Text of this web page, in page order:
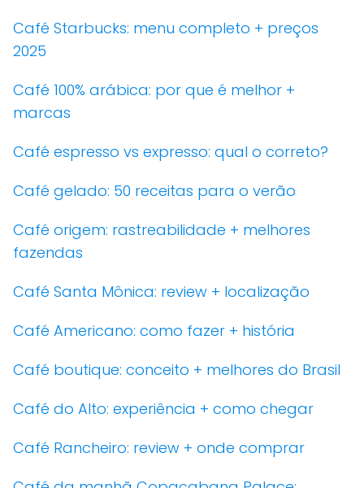
Café Starbucks: menu completo + preços
2025
Café 100% arábica: por que é melhor +
marcas
Café espresso vs expresso: qual o correto?
Café gelado: 50 receitas para o verão
Café origem: rastreabilidade + melhores
fazendas
Café Santa Mônica: review + localização
Café Americano: como fazer + história
Café boutique: conceito + melhores do Brasil
Café do Alto: experiência + como chegar
Café Rancheiro: review + onde comprar